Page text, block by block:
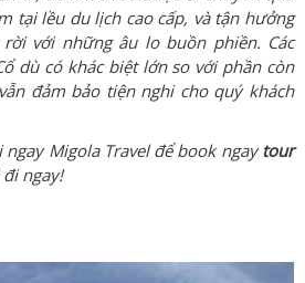
tại lều du lịch cao cấp, và tận hưởng
với những âu lo buồn phiền. Các
dù có khác biệt lớn so với phần còn
đảm bảo tiện nghi cho quý khách
Migola Travel để book ngaytour
ngay!